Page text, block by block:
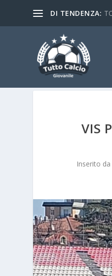
DI TENDENZA:
VIS
Inserito da